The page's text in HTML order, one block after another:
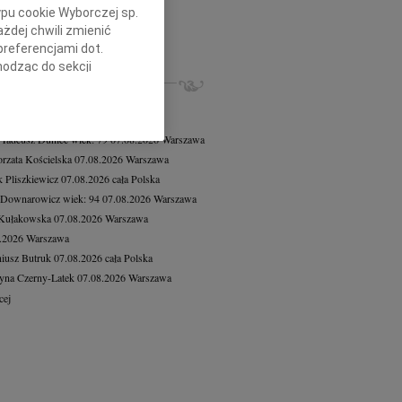
Mikołajewski23.07.2026Łódź
żalem żegnamy Śp. Andrzeja...
NEKROLOGI, KONDOLENCJE
Duniecwiek: 7907.08.2026Warszawa
Kościelska07.08.2026Warszawa
Pliszkiewicz07.08.2026cała Polska
wiek: 9407.08.2026Warszawa
07.08.2026Warszawa
Warszawa
Butruk 07.08.2026cała Polska
Czerny-Latek 07.08.2026Warszawa
cookie Wyborczej sp.
chwili zmienić
dot.
do sekcji
przeglądarki.
identyfikacji.
pomiar reklam i